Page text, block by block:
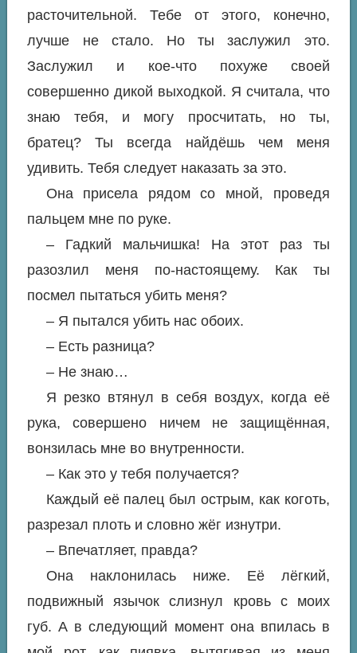
расточительной. Тебе от этого, конечно,
лучше не стало. Но ты заслужил это.
Заслужил и кое-что похуже своей
совершенно дикой выходкой. Я считала, что
знаю тебя, и могу просчитать, но ты,
братец? Ты всегда найдёшь чем меня
удивить. Тебя следует наказать за это.
Она присела рядом со мной, проведя
пальцем мне по руке.
– Гадкий мальчишка! На этот раз ты
разозлил меня по-настоящему. Как ты
посмел пытаться убить меня?
– Я пытался убить нас обоих.
– Есть разница?
– Не знаю…
Я резко втянул в себя воздух, когда её
рука, совершено ничем не защищённая,
вонзилась мне во внутренности.
– Как это у тебя получается?
Каждый её палец был острым, как коготь,
разрезал плоть и словно жёг изнутри.
– Впечатляет, правда?
Она наклонилась ниже. Её лёгкий,
подвижный язычок слизнул кровь с моих
губ. А в следующий момент она впилась в